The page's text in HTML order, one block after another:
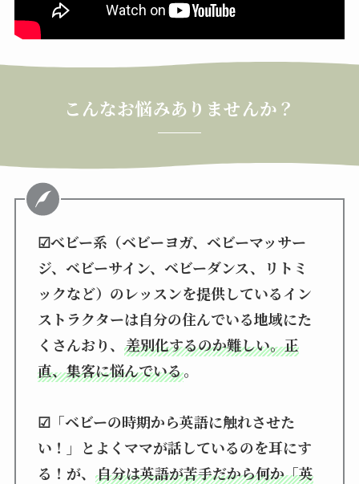
こんなお悩みありませんか？
☑べビー系（ベビーヨガ、ベビーマッサー
ジ、ベビーサイン、ベビーダンス、リトミ
ックなど）のレッスンを提供しているイン
ストラクターは自分の住んでいる地域にた
くさんおり、 差別化するのか難しい。正
直、集客に悩んでいる。
☑「ベビーの時期から英語に触れさせた
い！」とよくママが話しているのを耳にす
る！が、 自分は英語が苦手だから何か「英